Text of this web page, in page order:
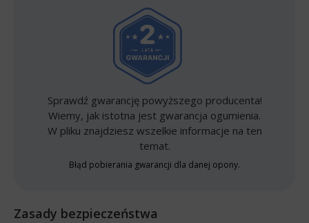
Sprawdź gwarancję powyższego producenta!
Wiemy, jak istotna jest gwarancja ogumienia.
W pliku znajdziesz wszelkie informacje na ten
temat.
Błąd pobierania gwarancji dla danej opony.
Zasady bezpieczeństwa